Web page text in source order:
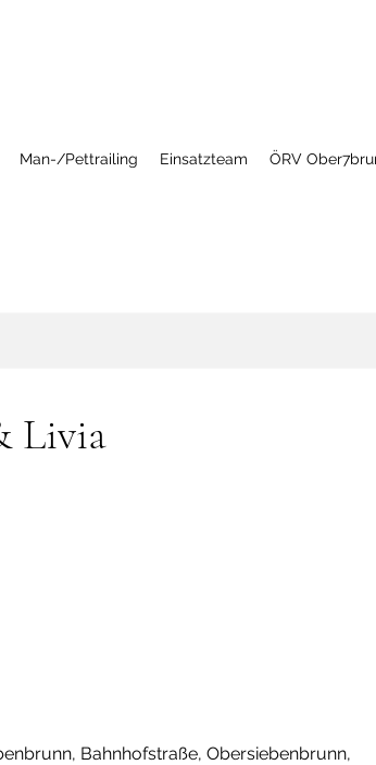
Man-/Pettrailing Einsatzteam ÖRV
Livia
Bahnhofstraße, Obersiebenbrunn,